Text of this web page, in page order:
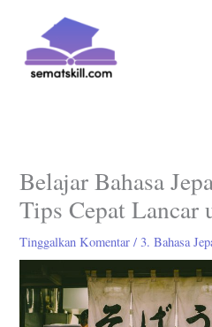
konten
Belajar Bahasa
Tips Cepat Lancar
Tinggalkan Komentar / 3. Bahasa